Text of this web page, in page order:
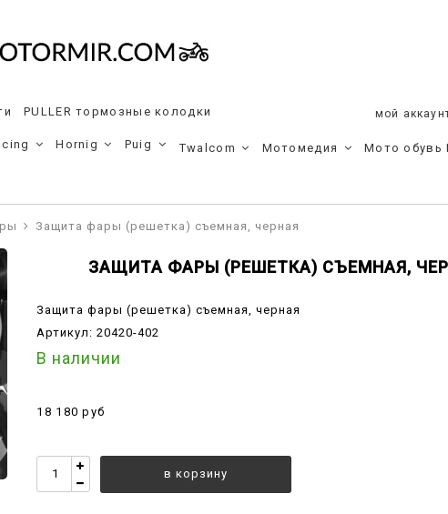
мой
PULLER тормозные колодки
Hornig Puig Twalcom Мотомедия Мото обувь
Защита фары (решетка) съемная, черная
ЗАЩИТА ФАРЫ (РЕШЕТКА) СЪЕМНАЯ,
Защита фары (решетка) съемная, черная
Артикул:20420-402
В наличии
18 180 руб
в корзину